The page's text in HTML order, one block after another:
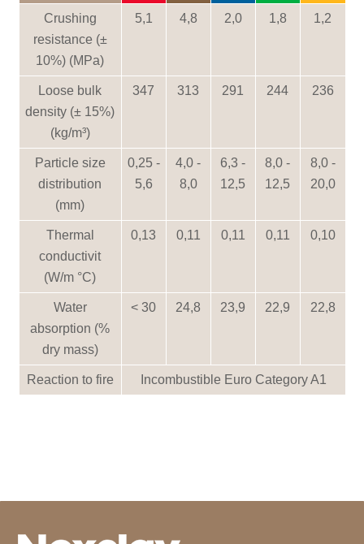
Crushing
resistance (±
10%) (MPa)
5,1 4,8 2,0 1,8 1,2
Loose bulk
density (± 15%)
(kg/m³)
347 313 291 244 236
Particle size
distribution
(mm)
0,25 -
5,6
4,0 -
8,0
6,3 -
12,5
8,0 -
12,5
8,0 -
20,0
Thermal
conductivit
(W/m °C)
0,13 0,11 0,11 0,11 0,10
Water
absorption (%
dry mass)
< 30 24,8 23,9 22,9 22,8
Reaction to fire Incombustible Euro Category A1